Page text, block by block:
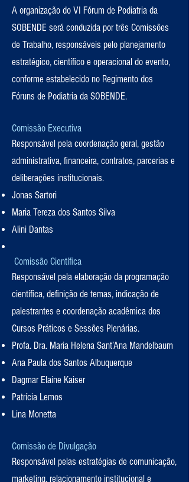
A organização do VI Fórum de Podiatria da
SOBENDE será conduzida por três Comissões
de Trabalho, responsáveis pelo planejamento
estratégico, científico e operacional do evento,
conforme estabelecido no Regimento dos
Fóruns de Podiatria da SOBENDE.
Comissão Executiva
Responsável pela coordenação geral, gestão
administrativa, financeira, contratos, parcerias e
deliberações institucionais.
Jonas Sartori
Maria Tereza dos Santos Silva
Alini Dantas
Comissão Científica
Responsável pela elaboração da programação
científica, definição de temas, indicação de
palestrantes e coordenação acadêmica dos
Cursos Práticos e Sessões Plenárias.
Profa. Dra. Maria Helena Sant’Ana Mandelbaum
Ana Paula dos Santos Albuquerque
Dagmar Elaine Kaiser
Patrícia Lemos
Lina Monetta
Comissão de Divulgação
Responsável pelas estratégias de comunicação,
marketing, relacionamento institucional e